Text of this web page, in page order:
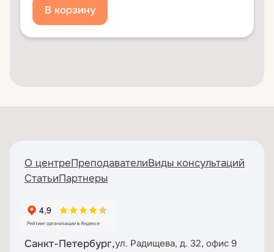
О центреПреподавателиВиды консультаций
СтатьиПартнеры
Санкт-Петербург,ул. Радищева, д. 32, офис 9